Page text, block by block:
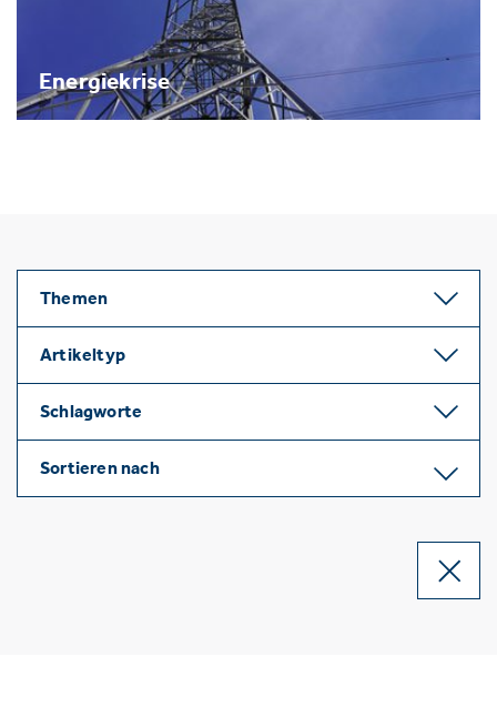
Energiekrise
Themen
Artikeltyp
Schlagworte
Sortieren nach